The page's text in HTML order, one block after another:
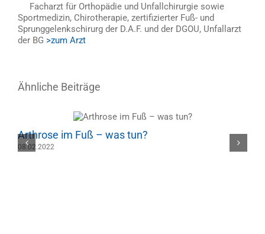
Facharzt für Orthopädie und Unfallchirurgie sowie
Sportmedizin, Chirotherapie, zertifizierter Fuß- und
Sprunggelenkschirurg der D.A.F. und der DGOU, Unfallarzt
der BG >zum Arzt
Ähnliche Beiträge
Arthrose im Fuß – was tun?
08.02.2022